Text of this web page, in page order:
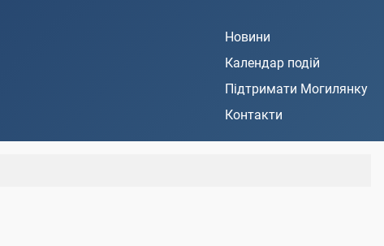
Новини
Календар подій
Підтримати Могилянку
Контакти